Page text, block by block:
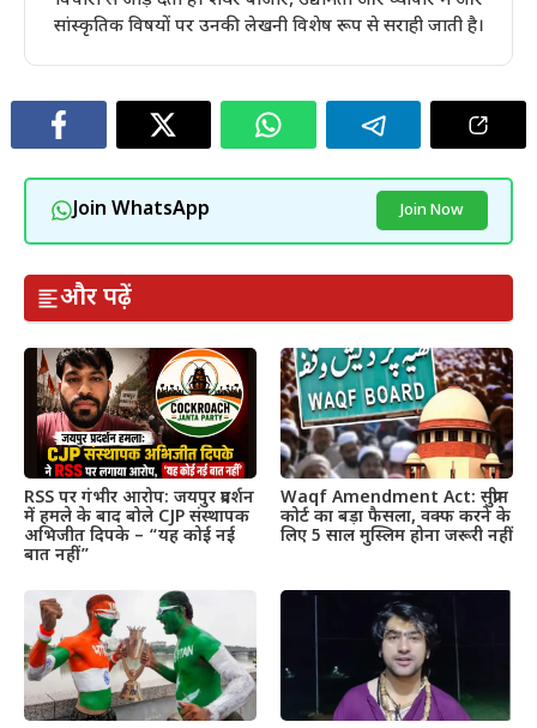
सांस्कृतिक विषयों पर उनकी लेखनी विशेष रूप से सराही जाती है।
Join WhatsApp Join Now
और पढ़ें
RSS पर गंभीर आरोप: जयपुर प्रदर्शन
में हमले के बाद बोले CJP संस्थापक
अभिजीत दिपके – “यह कोई नई
बात नहीं”
Waqf Amendment Act: सुप्रीम
कोर्ट का बड़ा फैसला, वक्फ करने के
लिए 5 साल मुस्लिम होना जरूरी नहीं